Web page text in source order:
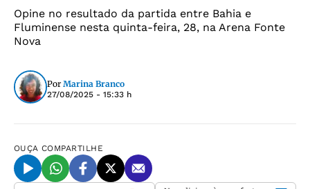
Opine no resultado da partida entre Bahia e
Fluminense nesta quinta-feira, 28, na Arena Fonte
Nova
Por Marina Branco
27/08/2025 - 15:33 h
OUÇA COMPARTILHE